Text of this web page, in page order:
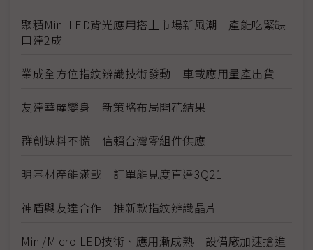
聚積Mini LED背光應用搭上市場新風潮 產能吃緊缺
口達2成
業成全方位指紋辨識技術發動 車載應用量產出貨
友達華麗變身 新策略布局開花結果
群創缺料不慌 信賴台灣零組件供應
明基材產能滿載 訂單能見度直達3Q21
神盾與友達合作 推新款指紋辨識晶片
Mini/Micro LED技術、應用漸成熟 設備廠加速搶進